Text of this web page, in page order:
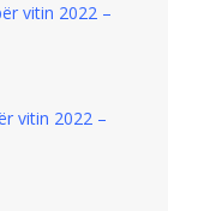
vitin 2022 –
vitin 2022 –